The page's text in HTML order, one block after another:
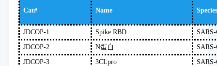
Cat# Name Species
JDCOP-1 Spike RBD
JDCOP-2 N蛋白
JDCOP-3 3CLpro